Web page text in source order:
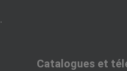
.
Catalogues et